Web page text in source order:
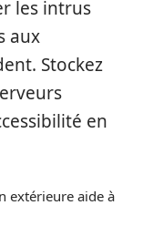
les intrus
aux
Stockez
en
extérieure aide à